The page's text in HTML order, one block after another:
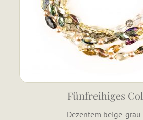
Fünfreihiges
Dezentem beige-grau